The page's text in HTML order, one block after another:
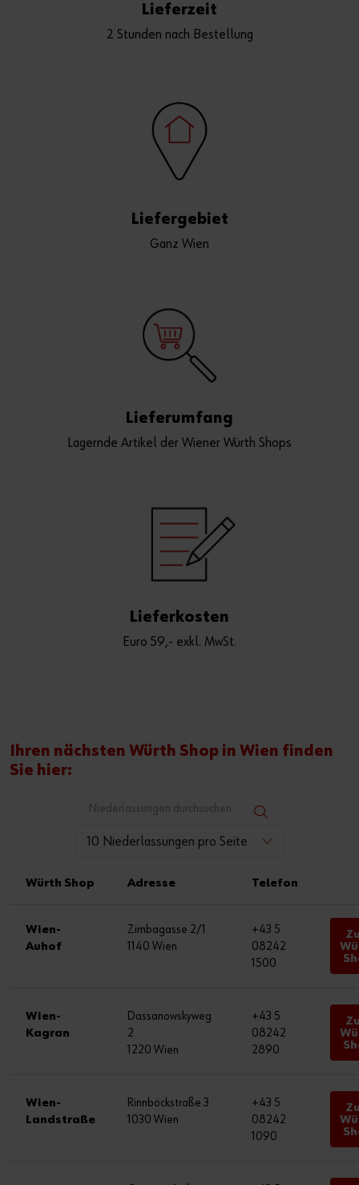
Lieferzeit
2 Stunden nach Bestellung
Liefergebiet
Ganz Wien
Lieferumfang
Lagernde Artikel der Wiener Würth Shops
Lieferkosten
Euro 59,- exkl. MwSt.
Ihren nächsten Würth Shop in Wien finden
Sie hier:
10 Niederlassungen pro Seite
Wien-
Auhof
Zimbagasse 2/1
1140 Wien
+43 5
08242
1500
Wien-
Kagran
Dassanowskyweg
2
1220 Wien
+43 5
08242
2890
Wien-
Landstraße
Rinnböckstraße 3
1030 Wien
+43 5
08242
1090
Würth Shop Adresse Telefon